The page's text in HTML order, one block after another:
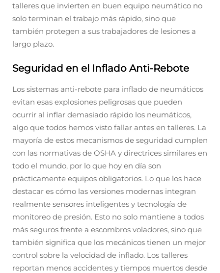
talleres que invierten en buen equipo neumático no
solo terminan el trabajo más rápido, sino que
también protegen a sus trabajadores de lesiones a
largo plazo.
Seguridad en el Inflado Anti-Rebote
Los sistemas anti-rebote para inflado de neumáticos
evitan esas explosiones peligrosas que pueden
ocurrir al inflar demasiado rápido los neumáticos,
algo que todos hemos visto fallar antes en talleres. La
mayoría de estos mecanismos de seguridad cumplen
con las normativas de OSHA y directrices similares en
todo el mundo, por lo que hoy en día son
prácticamente equipos obligatorios. Lo que los hace
destacar es cómo las versiones modernas integran
realmente sensores inteligentes y tecnología de
monitoreo de presión. Esto no solo mantiene a todos
más seguros frente a escombros voladores, sino que
también significa que los mecánicos tienen un mejor
control sobre la velocidad de inflado. Los talleres
reportan menos accidentes y tiempos muertos desde